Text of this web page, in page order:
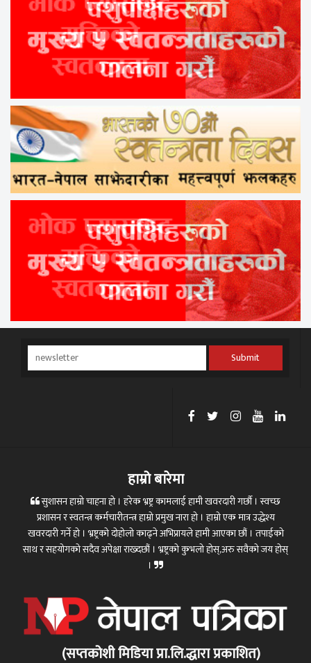
Submit
हाम्रो बारेमा
सुशासन हाम्रो चाहना हो । हरेक भ्रष्ट्र कामलाई हामी खवरदारी गर्छौ । स्वच्छ
प्रशासन र स्वतन्त्र कर्मचारीतन्त्र हाम्रो प्रमुख नारा हो । हाम्रो एक मात्र उद्धेश्य
खवरदारी गर्ने हो । भ्रष्ट्रको दोहोलो काढ्ने अभिप्रायले हामी आएका छौं । तपाईको
साथ र सहयोगको सदैव अपेक्षा राख्दछौं । भ्रष्ट्रको कुभलो होस्,अरु सवैको जय होस्
।
(सप्तकोशी मिडिया प्रा.लि.द्धारा प्रकाशित)